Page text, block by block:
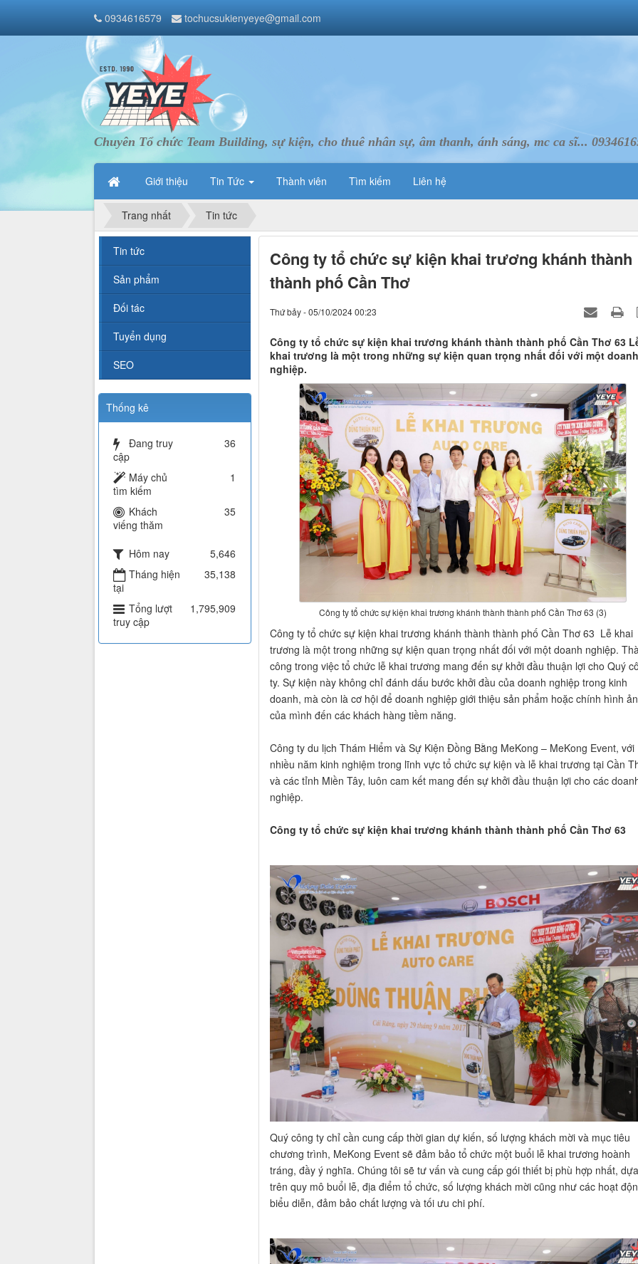
0934616579 tochucsukienyeye@gmail.com
Chuyên Tổ chức Team Building, sự kiện, cho thuê nhân sự, âm thanh, ánh sáng, mc ca sĩ...
Giới thiệu Tin Tức Thành viên Tìm kiếm Liên hệ
Trang nhất Tin tức
Công ty tổ chức sự kiện khai trương khánh thành
thành phố Cần Thơ
Thứ bảy - 05/10/2024 00:23
Công ty tổ chức sự kiện khai trương khánh thành thành phố Cần Thơ 63
khai trương là một trong những sự kiện quan trọng nhất đối với một doanh
nghiệp.
Công ty tổ chức sự kiện khai trương khánh thành thành phố Cần Thơ 63 (3)
Công ty tổ chức sự kiện khai trương khánh thành thành phố Cần Thơ 63 Lễ khai
trương là một trong những sự kiện quan trọng nhất đối với một doanh nghiệp.
công trong việc tổ chức lễ khai trương mang đến sự khởi đầu thuận lợi cho Quý
ty. Sự kiện này không chỉ đánh dấu bước khởi đầu của doanh nghiệp trong kinh
doanh, mà còn là cơ hội để doanh nghiệp giới thiệu sản phẩm hoặc chính hình
của mình đến các khách hàng tiềm năng.
Công ty du lịch Thám Hiểm và Sự Kiện Đồng Bằng MeKong – MeKong Event, với
nhiều năm kinh nghiệm trong lĩnh vực tổ chức sự kiện và lễ khai trương tại Cần
và các tỉnh Miền Tây, luôn cam kết mang đến sự khởi đầu thuận lợi cho các
nghiệp.
Công ty tổ chức sự kiện khai trương khánh thành thành phố Cần Thơ 63
Quý công ty chỉ cần cung cấp thời gian dự kiến, số lượng khách mời và mục tiêu
chương trình, MeKong Event sẽ đảm bảo tổ chức một buổi lễ khai trương hoành
tráng, đầy ý nghĩa. Chúng tôi sẽ tư vấn và cung cấp gói thiết bị phù hợp nhất, dựa
trên quy mô buổi lễ, địa điểm tổ chức, số lượng khách mời cũng như các hoạt
biểu diễn, đảm bảo chất lượng và tối ưu chi phí.
Tin tức
Sản phẩm
Đối tác
Tuyển dụng
SEO
Thống kê
Đang truy
cập
36
Máy chủ
tìm kiếm
1
Khách
viếng thăm
35
Hôm nay
5,646
Tháng hiện
tại
35,138
Tổng lượt
truy cập
1,795,909